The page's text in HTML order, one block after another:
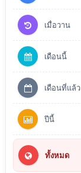
เมื่อวาน
เดือนนี้
เดือนที่แล้ว
ปีนี้
ทั้งหมด